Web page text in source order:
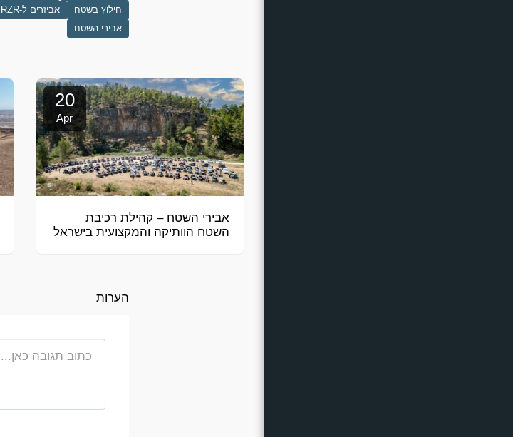
חילוץ בשטח
אביזרים ל-RZR
אבירי השטח
20
Apr
אבירי השטח – קהילת רכיבת
השטח הוותיקה והמקצועית בישראל
הערות